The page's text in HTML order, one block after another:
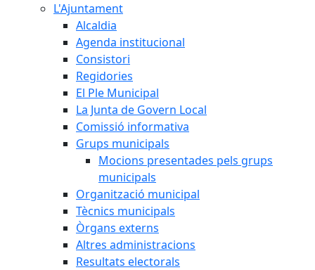
L'Ajuntament
Alcaldia
Agenda institucional
Consistori
Regidories
El Ple Municipal
La Junta de Govern Local
Comissió informativa
Grups municipals
Mocions presentades pels grups
municipals
Organització municipal
Tècnics municipals
Òrgans externs
Altres administracions
Resultats electorals